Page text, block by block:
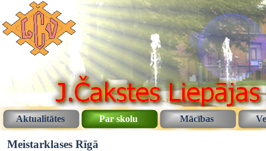
Aktualitātes Par skolu Mācības
Meistarklases Rīgā